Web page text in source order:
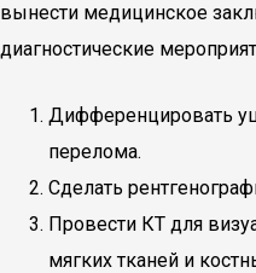
вынести медицинское
диагностические
Дифференцировать
перелома.
Сделать
Провести КТ для
мягких тканей и